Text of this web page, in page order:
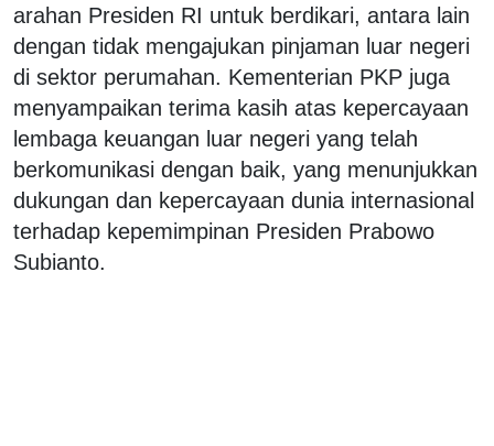
arahan Presiden RI untuk berdikari, antara lain
dengan tidak mengajukan pinjaman luar negeri
di sektor perumahan. Kementerian PKP juga
menyampaikan terima kasih atas kepercayaan
lembaga keuangan luar negeri yang telah
berkomunikasi dengan baik, yang menunjukkan
dukungan dan kepercayaan dunia internasional
terhadap kepemimpinan Presiden Prabowo
Subianto.